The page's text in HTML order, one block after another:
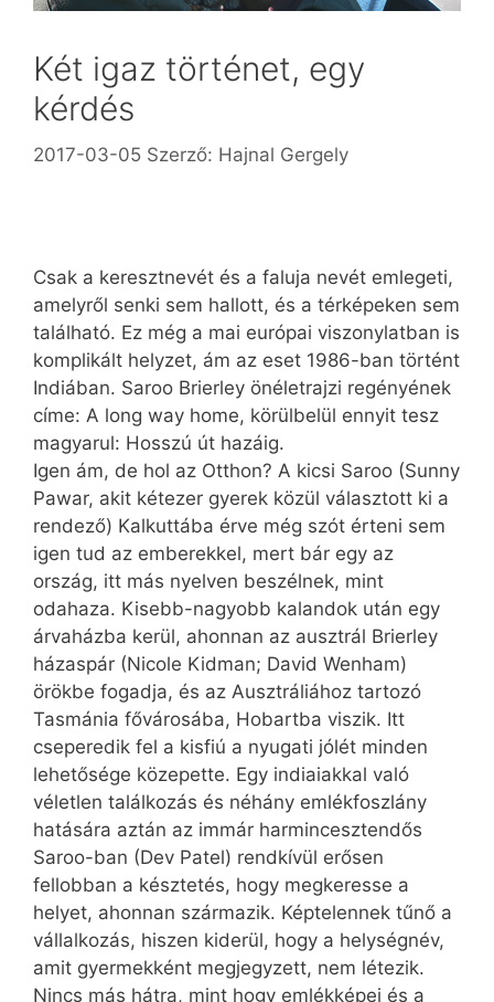
Két igaz történet, egy
kérdés
2017-03-05 Szerző: Hajnal Gergely
Csak a keresztnevét és a faluja nevét emlegeti,
amelyről senki sem hallott, és a térképeken sem
található. Ez még a mai európai viszonylatban is
komplikált helyzet, ám az eset 1986-ban történt
Indiában. Saroo Brierley önéletrajzi regényének
címe: A long way home, körülbelül ennyit tesz
magyarul: Hosszú út hazáig.
Igen ám, de hol az Otthon? A kicsi Saroo (Sunny
Pawar, akit kétezer gyerek közül választott ki a
rendező) Kalkuttába érve még szót érteni sem
igen tud az emberekkel, mert bár egy az
ország, itt más nyelven beszélnek, mint
odahaza. Kisebb-nagyobb kalandok után egy
árvaházba kerül, ahonnan az ausztrál Brierley
házaspár (Nicole Kidman; David Wenham)
örökbe fogadja, és az Ausztráliához tartozó
Tas­má­nia­ fővárosába, Hobartba viszik. Itt
cseperedik fel a kisfiú a nyugati jólét minden
lehetősége közepette. Egy indiaiakkal való
véletlen találkozás és néhány emlékfoszlány
hatására aztán az immár harmincesztendős
Saroo-ban (Dev Patel) rendkívül erősen
fellobban a késztetés, hogy megkeresse a
helyet, ahonnan származik. Képtelennek tűnő a
vállalkozás, hiszen kiderül, hogy a helységnév,
amit gyermekként megjegyzett, nem létezik.
Nincs más hátra, mint hogy emlékképei és a